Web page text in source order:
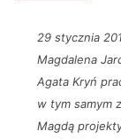
29 stycznia
Magdalena
Agata Kryń
w tym samym
Magdą